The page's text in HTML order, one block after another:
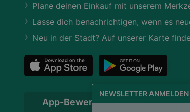
NEWSLETTER ANMELDEN
Plane deinen Einkauf mit unserem
Lasse dich benachrichtigen, wenn es
Neu in der Stadt? Auf unserer Karte
App-Bewertung